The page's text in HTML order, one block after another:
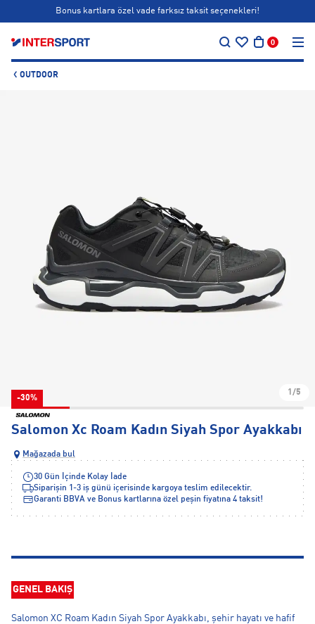
Bonus kartlara özel vade farksız taksit seçenekleri!
0
OUTDOOR
-30%
1/5
Salomon Xc Roam Kadın Siyah Spor Ayakkabı
Mağazada bul
30 Gün İçinde Kolay İade
Siparişin 1-3 iş günü içerisinde kargoya teslim edilecektir.
Garanti BBVA ve Bonus kartlarına özel peşin fiyatına 4 taksit!
GENEL BAKIŞ
Salomon XC Roam Kadın Siyah Spor Ayakkabı, şehir hayatı ve hafif